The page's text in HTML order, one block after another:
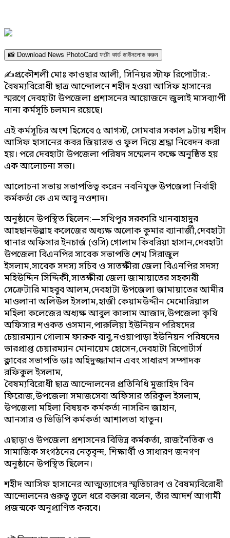
📸 Download News PhotoCard ফটো কার্ড ডাউনলোড করুন
✍️প্রকৌশলী মোঃ কাওছার আলী, সিনিয়র স্টাফ রিপোর্টার:-
বৈষম্যবিরোধী ছাত্র আন্দোলনে শহীদ হওয়া আসিফ হাসানের
স্মরণে দেবহাটা উপজেলা প্রশাসনের আয়োজনে জুলাই মাসব্যাপী
নানা কর্মসূচি চলমান রয়েছে।
এই কর্মসূচির অংশ হিসেবে ৫ আগস্ট, সোমবার সকাল ৯টায় শহীদ
আসিফ হাসানের কবর জিয়ারত ও ফুল দিয়ে শ্রদ্ধা নিবেদন করা
হয়। পরে দেবহাটা উপজেলা পরিষদ সম্মেলন কক্ষে অনুষ্ঠিত হয়
এক আলোচনা সভা।
আলোচনা সভায় সভাপতিত্ব করেন নবনিযুক্ত উপজেলা নির্বাহী
কর্মকর্তা কে এম আবু নওশাদ।
অনুষ্ঠানে উপস্থিত ছিলেন:—সখিপুর সরকারি খানবাহাদুর
আহছানউল্লাহ কলেজের অধ্যক্ষ অলোক কুমার ব্যানার্জী,দেবহাটা
থানার অফিসার ইনচার্জ (ওসি) গোলাম কিবরিয়া হাসান,দেবহাটা
উপজেলা বিএনপির সাবেক সভাপতি শেখ সিরাজুল
ইসলাম,সাবেক সদস্য সচিব ও সাতক্ষীরা জেলা বিএনপির সদস্য
মহিউদ্দিন সিদ্দিকী,সাতক্ষীরা জেলা জামায়াতের সহকারী
সেক্রেটারি মাহবুব আলম,দেবহাটা উপজেলা জামায়াতের আমীর
মাওলানা অলিউল ইসলাম,হাজী কেয়ামউদ্দীন মেমোরিয়াল
মহিলা কলেজের অধ্যক্ষ আবুল কালাম আজাদ,উপজেলা কৃষি
অফিসার শওকত ওসমান,পারুলিয়া ইউনিয়ন পরিষদের
চেয়ারম্যান গোলাম ফারুক বাবু,নওয়াপাড়া ইউনিয়ন পরিষদের
ভারপ্রাপ্ত চেয়ারম্যান মোনায়েম হোসেন,দেবহাটা রিপোর্টার্স
ক্লাবের সভাপতি ডাঃ অহিদুজ্জামান এবং সাধারণ সম্পাদক
রফিকুল ইসলাম,
বৈষম্যবিরোধী ছাত্র আন্দোলনের প্রতিনিধি মুজাহিদ বিন
ফিরোজ,উপজেলা সমাজসেবা অফিসার তরিকুল ইসলাম,
উপজেলা মহিলা বিষয়ক কর্মকর্তা নাসরিন জাহান,
আনসার ও ভিডিপি কর্মকর্তা আশালতা খাতুন।
এছাড়াও উপজেলা প্রশাসনের বিভিন্ন কর্মকর্তা, রাজনৈতিক ও
সামাজিক সংগঠনের নেতৃবৃন্দ, শিক্ষার্থী ও সাধারণ জনগণ
অনুষ্ঠানে উপস্থিত ছিলেন।
শহীদ আসিফ হাসানের আত্মত্যাগের স্মৃতিচারণ ও বৈষম্যবিরোধী
আন্দোলনের গুরুত্ব তুলে ধরে বক্তারা বলেন, তাঁর আদর্শ আগামী
প্রজন্মকে অনুপ্রাণিত করবে।